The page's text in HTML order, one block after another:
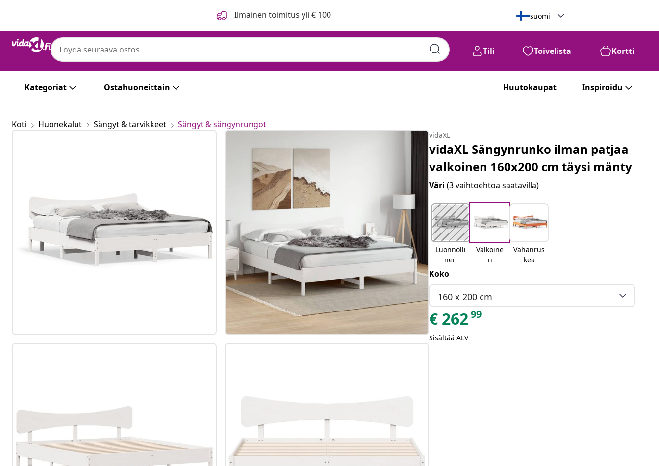
Ilmainen toimitus yli € 100 suomi
Tili Toivelista Kortti
Kategoriat Ostahuoneittain Huutokaupat Inspiroidu
Koti Huonekalut Sängyt & tarvikkeet Sängyt & sängynrungot
vidaXL
vidaXL Sängynrunko ilman patjaa
valkoinen 160x200 cm täysi mänty
Väri(3 vaihtoehtoa saatavilla)
Luonnolli
nen
Valkoine
n
Vahanrus
kea
Koko
160 x 200 cm
€ 26299
Sisältää ALV